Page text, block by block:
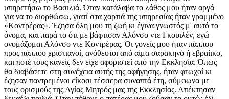
υπηρετήσω το Βασιλιά. Όταν κατάλαβα το λάθος μου ήταν αργά
για να το διορθώσω, γιατί στα χαρτιά της υπηρεσίας ήταν γραμμένο
«Κοντρέρας». Έζησα όλη μου τη ζωή κι έγινα γνωστός μ' αυτό το
όνομα, και παρά το ότι με βάφτισαν Αλόνσο ντε Γκουιλέν, εγώ
ονομάζομαι Αλόνσο ντε Κοντρέρας. Οι γονείς μου ήταν πάππου
προς πάππου χριστιανοί, ανόθευτοι από αίμα σαρακηνό ή εβραίικο,
και ποτέ τους κανείς δεν είχε αφοριστεί από την Εκκλησία. Όπως
θα διαβάσετε στη συνέχεια αυτής της αφήγησης, ήταν φτωχοί κι
έζησαν παντρεμένοι είκοσι τέσσερα συναπτά έτη, σύμφωνα με
τους ορισμούς της Αγίας Μητρός μας της Εκκλησίας. Απέκτησαν